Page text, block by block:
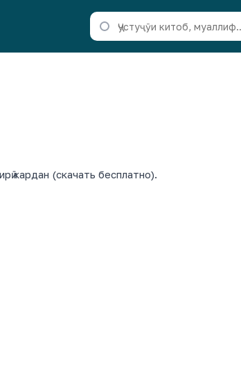
кардан (скачать бесплатно).